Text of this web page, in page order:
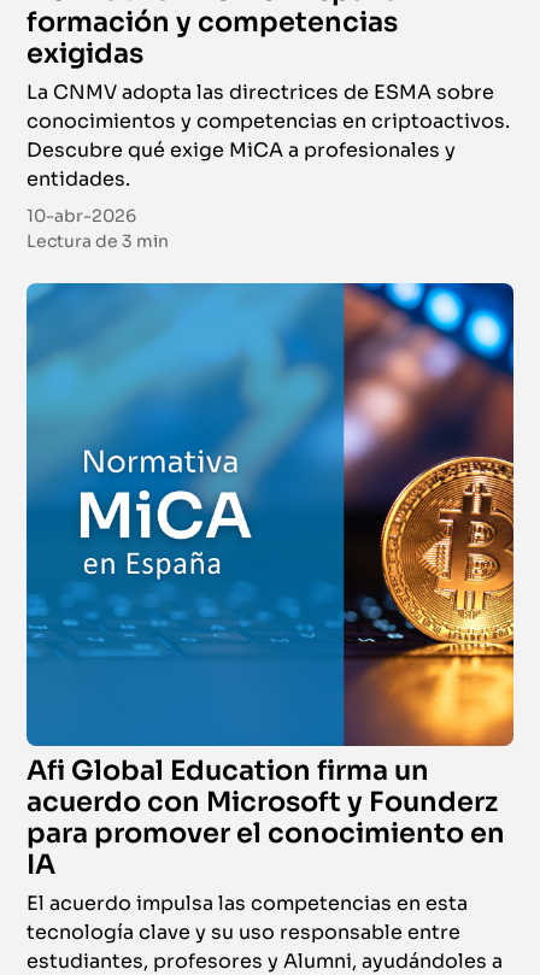
formación y competencias
exigidas
La CNMV adopta las directrices de ESMA sobre
conocimientos y competencias en criptoactivos.
Descubre qué exige MiCA a profesionales y
entidades.
10-abr-2026
Lectura de3 min
Afi Global Education firma un
acuerdo con Microsoft y Founderz
para promover el conocimiento en
IA
El acuerdo impulsa las competencias en esta
tecnología clave y su uso responsable entre
estudiantes, profesores y Alumni, ayudándoles a